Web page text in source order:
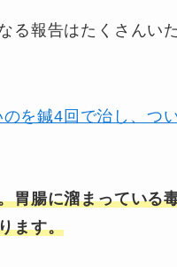
る報告はたくさんい
を鍼4回で治し、つ
胃腸に溜まっている
ます。